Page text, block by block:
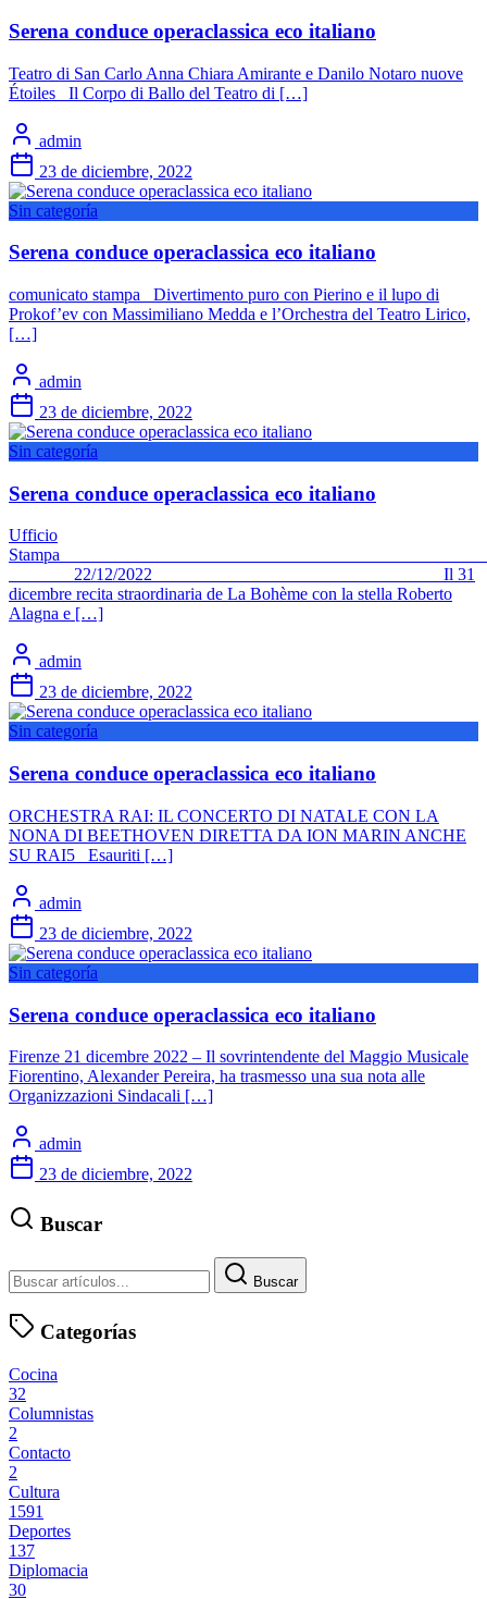
Serena conduce operaclassica eco italiano
Teatro di San Carlo Anna Chiara Amirante e Danilo Notaro nuove
Étoiles Il Corpo di Ballo del Teatro di […]
admin
23 de diciembre, 2022
Sin categoría
Serena conduce operaclassica eco italiano
comunicato stampa Divertimento puro con Pierino e il lupo di
Prokof’ev con Massimiliano Medda e l’Orchestra del Teatro Lirico,
[…]
admin
23 de diciembre, 2022
Sin categoría
Serena conduce operaclassica eco italiano
Ufficio
22/12/2022 Il 31
dicembre recita straordinaria de La Bohème con la stella Roberto
Alagna e […]
admin
23 de diciembre, 2022
Sin categoría
Serena conduce operaclassica eco italiano
ORCHESTRA RAI: IL CONCERTO DI NATALE CON LA
NONA DI BEETHOVEN DIRETTA DA ION MARIN ANCHE
SU RAI5 Esauriti […]
admin
23 de diciembre, 2022
Sin categoría
Serena conduce operaclassica eco italiano
Firenze 21 dicembre 2022 – Il sovrintendente del Maggio Musicale
Fiorentino, Alexander Pereira, ha trasmesso una sua nota alle
Organizzazioni Sindacali […]
admin
23 de diciembre, 2022
Buscar
Buscar
Categorías
Cocina
32
Columnistas
2
Contacto
2
Cultura
1591
Deportes
137
Diplomacia
30